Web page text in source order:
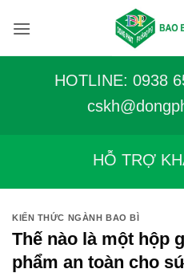
qua
HOTLINE: 0938
c
HỖ TRỢ
KIẾN THỨC NGÀNH BAO BÌ
Thế nào là một hộp
phẩm an toàn cho